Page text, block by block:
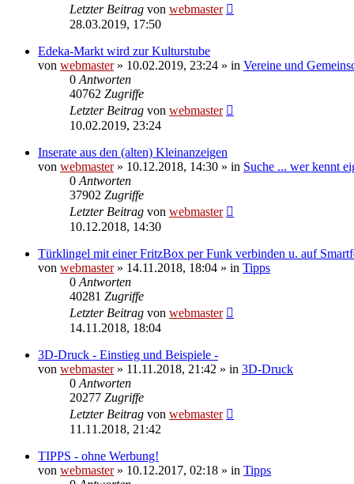
Letzter Beitrag von webmaster
28.03.2019, 17:50
Edeka-Markt wird zur Kulturstube
von webmaster» 10.02.2019, 23:24 » in Vereine und
0 Antworten
40762 Zugriffe
Letzter Beitrag von webmaster
10.02.2019, 23:24
Inserate aus den (alten) Kleinanzeigen
von webmaster» 10.12.2018, 14:30 » in Suche ... wer kennt
0 Antworten
37902 Zugriffe
Letzter Beitrag von webmaster
10.12.2018, 14:30
Türklingel mit einer FritzBox per Funk verbinden u. auf
von webmaster» 14.11.2018, 18:04 » in Tipps
0 Antworten
40281 Zugriffe
Letzter Beitrag von webmaster
14.11.2018, 18:04
3D-Druck - Einstieg und Beispiele -
von webmaster» 11.11.2018, 21:42 » in 3D-Druck
0 Antworten
20277 Zugriffe
Letzter Beitrag von webmaster
11.11.2018, 21:42
TIPPS - ohne Werbung!
von webmaster» 10.12.2017, 02:18 » in Tipps